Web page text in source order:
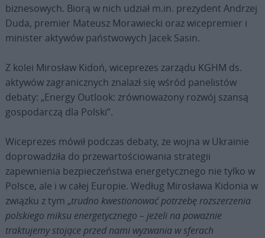
biznesowych. Biorą w nich udział m.in. prezydent Andrzej
Duda, premier Mateusz Morawiecki oraz wicepremier i
minister aktywów państwowych Jacek Sasin.
Z kolei Mirosław Kidoń, wiceprezes zarządu KGHM ds.
aktywów zagranicznych znalazł się wśród panelistów
debaty: „Energy Outlook: zrównoważony rozwój szansą
gospodarczą dla Polski”.
Wiceprezes mówił podczas debaty, że wojna w Ukrainie
doprowadziła do przewartościowania strategii
zapewnienia bezpieczeństwa energetycznego nie tylko w
Polsce, ale i w całej Europie. Według Mirosława Kidonia w
związku z tym „trudno kwestionować potrzebę rozszerzenia
polskiego miksu energetycznego – jeżeli na poważnie
traktujemy stojące przed nami wyzwania w sferach